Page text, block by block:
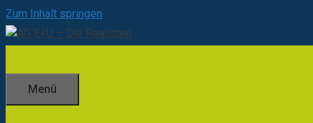
Zum Inhalt springen
Menü